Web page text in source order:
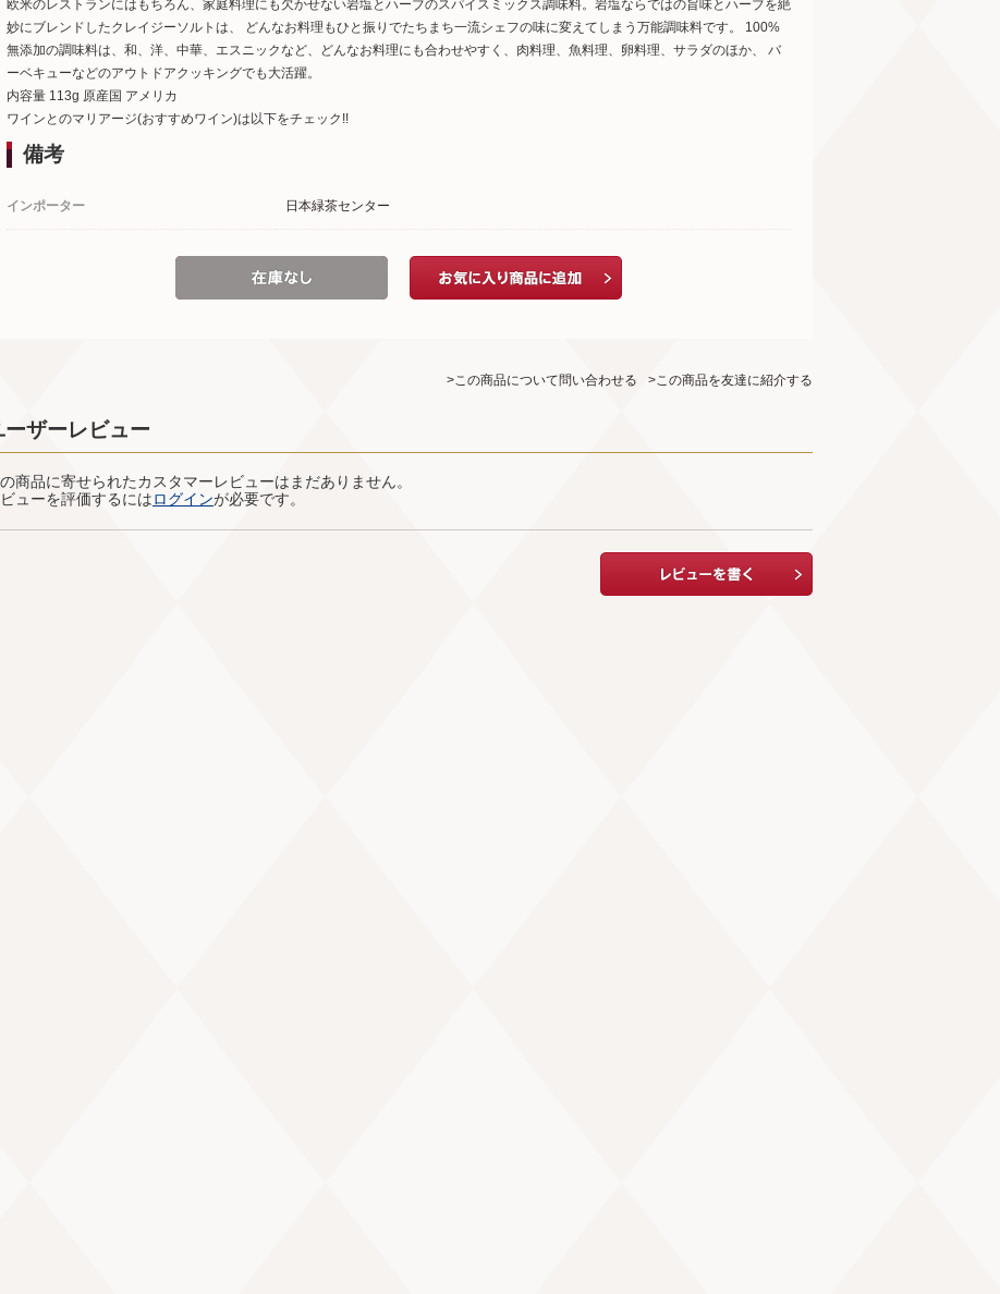
欧米のレストランにはもちろん、家庭料理にも欠かせない岩塩とハーブのスパイスミックス調味料。岩塩ならではの旨味とハーブを絶
妙にブレンドしたクレイジーソルトは、 どんなお料理もひと振りでたちまち一流シェフの味に変えてしまう万能調味料です。 100%
無添加の調味料は、和、洋、中華、エスニックなど、どんなお料理にも合わせやすく、肉料理、魚料理、卵料理、サラダのほか、 バ
ーベキューなどのアウトドアクッキングでも大活躍。
内容量 113g 原産国 アメリカ
ワインとのマリアージ(おすすめワイン)は以下をチェック!!
備考
インポーター 日本緑茶センター
>この商品について問い合わせる >この商品を友達に紹介する
ーザーレビュー
商品に寄せられたカスタマーレビューはまだありません。
ューを評価するにはログインが必要です。